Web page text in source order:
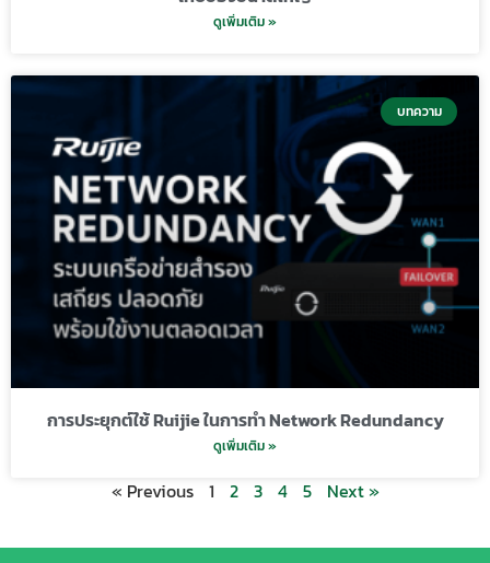
ดูเพิ่มเติม »
บทความ
การประยุกต์ใช้ Ruijie ในการทำ Network Redundancy
ดูเพิ่มเติม »
« Previous 1 2 3 4 5 Next »